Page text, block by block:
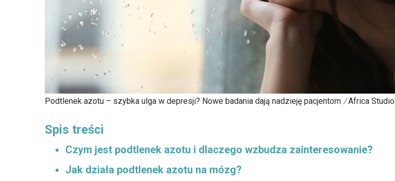
Podtlenek azotu – szybka ulga w depresji? Nowe badania dają nadzieję pacjentom /Africa Studio
Spis treści
Czym jest podtlenek azotu i dlaczego wzbudza zainteresowanie?
Jak działa podtlenek azotu na mózg?